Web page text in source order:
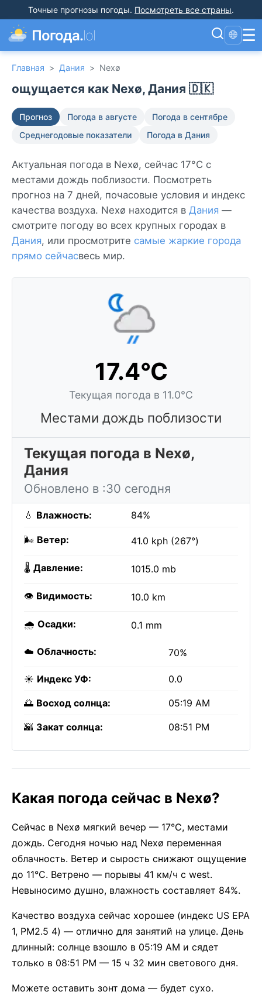
Точные прогнозы погоды. Посмотреть все страны.
Погода.lol 🌐 ☰
Главная > Дания > Nexø
ощущается как Nexø, Дания 🇩🇰
Прогноз Погода в августе
Погода в сентябре
Среднегодовые показатели
Погода в Дания
Актуальная погода в Nexø, сейчас 17°C с
местами дождь поблизости. Посмотреть
прогноз на 7 дней, почасовые условия и индекс
качества воздуха. Nexø находится в Дания —
смотрите погоду во всех крупных городах в
Дания, или просмотрите самые жаркие города
прямо сейчасвесь мир.
17.4°C
Текущая погода в 11.0°C
Местами дождь поблизости
Текущая погода в Nexø,
Дания
Обновлено в :30 сегодня
💧 Влажность: 84%
🌬️ Ветер: 41.0 kph (267°)
🌡️ Давление: 1015.0 mb
👁️ Видимость: 10.0 km
🌧️ Осадки: 0.1 mm
☁️ Облачность: 70%
☀️ Индекс УФ: 0.0
🌅 Восход солнца: 05:19 AM
🌇 Закат солнца: 08:51 PM
Какая погода сейчас в Nexø?
Сейчас в Nexø мягкий вечер — 17°C, местами
дождь. Сегодня ночью над Nexø переменная
облачность. Ветер и сырость снижают ощущение
до 11°C. Ветрено — порывы 41 км/ч с west.
Невыносимо душно, влажность составляет 84%.
Качество воздуха сейчас хорошее (индекс US EPA
1, PM2.5 4) — отлично для занятий на улице. День
длинный: солнце взошло в 05:19 AM и сядет
только в 08:51 PM — 15 ч 32 мин светового дня.
Можете оставить зонт дома — будет сухо.